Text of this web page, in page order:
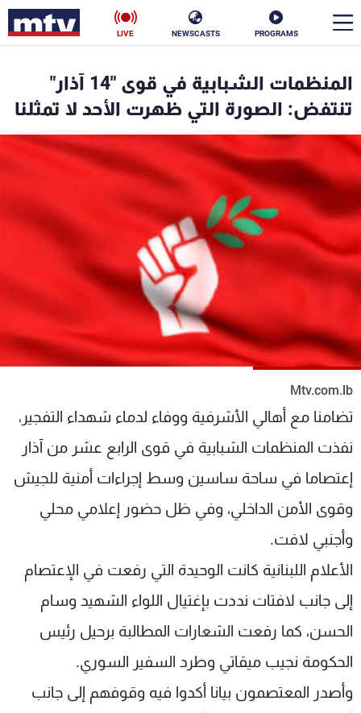
PROGRAMS
NEWSCASTS
LIVE
المنظمات الشبابية في قوى "14 آذار"
تنتفض: الصورة التي ظهرت الأحد لا تمثلنا
Mtv.com.lb
تضامنا مع أهالي الأشرفية ووفاء لدماء شهداء التفجير،
نفذت المنظمات الشبابية في قوى الرابع عشر من آذار
إعتصاما في ساحة ساسين وسط إجراءات أمنية للجيش
وقوى الأمن الداخلي، وفي ظل حضور إعلامي محلي
وأجنبي لافت.
الأعلام اللبنانية كانت الوحيدة التي رفعت في الإعتصام
إلى جانب لافتات نددت بإغتيال اللواء الشهيد وسام
الحسن، كما رفعت الشعارات المطالبة برحيل رئيس
الحكومة نجيب ميقاتي وطرد السفير السوري.
وأصدر المعتصمون بيانا أكدوا فيه وقوفهم إلى جانب
الأخبار
سياسة ناس
إقتصاد فن
منوعات رياضة
كأس العالم
البرامج
جدول البرامج
عن MTV
الإنـتـاج
لاعلاناتكم
وظائف
تواصل معنا
شروط الإسـتخدام
سياسة الخصوصية